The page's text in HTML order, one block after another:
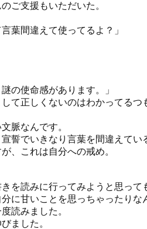
ご支援もいただいた。
葉間違えて使ってるよ？」
の使命感があります。」
て正しくないのはわかってるつ
脈なんです。
誓でいきなり言葉を間違えてい
、これは自分への戒め。
を読みに行ってみようと思って
に甘いことを思っちゃったりな
読みました。
ました。